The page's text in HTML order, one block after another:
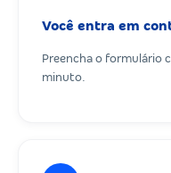
Você entra em
Preencha o formulário
minuto.